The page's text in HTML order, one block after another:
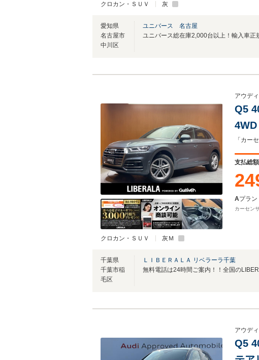
クロカン・ＳＵＶ 灰
愛知県
名古屋市
中川区
ユニバース 名古屋
クロカン・ＳＵＶ 灰Ｍ
アウディ
Q5
ー
純正
支払総額
Aプラン
カーセン
千葉県
千葉市稲
毛区
ＬＩＢＥＲＡＬＡ リベラーラ千葉
アウディ
Q5